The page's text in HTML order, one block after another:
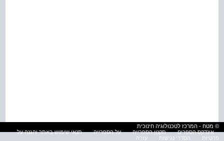
© מטח - המרכז לטכנולוגיה חינוכית
אינדקס הספרים
תקנון הספרייה על הספרייה
תנאי שימוש באתר והגנה על
פרטיות
הסדרי נגישות עזרה